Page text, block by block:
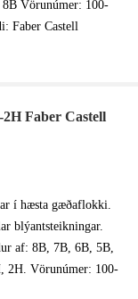
Vörunúmer: 100-
Faber Castell
Faber Castell
í hæsta gæðaflokki.
blýantsteikningar.
af: 8B, 7B, 6B, 5B,
2H. Vörunúmer: 100-